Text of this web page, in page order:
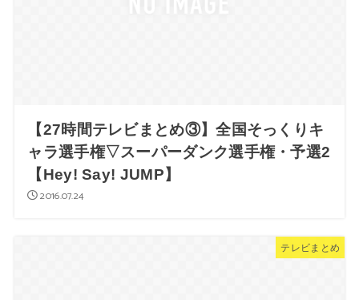
【27時間テレビまとめ③】全国そっくりキ
ャラ選手権▽スーパーダンク選手権・予選2
【Hey! Say! JUMP】
2016.07.24
テレビまとめ